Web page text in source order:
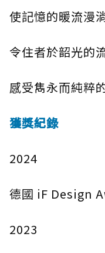
使記憶的暖流漫
令住者於韶光的
感受雋永而純粹
獲獎紀錄
2024
德國 iF Design
2023